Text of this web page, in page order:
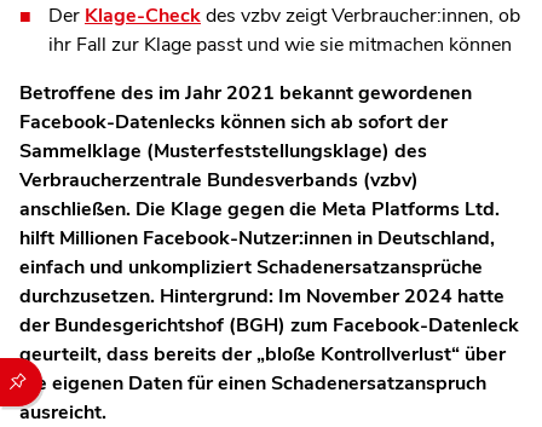
Durch die folgenden Buttons können Sie direkt auf einen
Der Klage-Checkdes vzbv zeigt Verbraucher:innen, ob
ihr Fall zur Klage passt und wie sie mitmachen können
Betroffene des im Jahr 2021 bekannt gewordenen
Facebook-Datenlecks können sich ab sofort der
Sammelklage (Musterfeststellungsklage) des
Verbraucherzentrale Bundesverbands (vzbv)
anschließen. Die Klage gegen die Meta Platforms Ltd.
hilft Millionen Facebook-Nutzer:innen in Deutschland,
einfach und unkompliziert Schadenersatzansprüche
durchzusetzen. Hintergrund: Im November 2024 hatte
der Bundesgerichtshof (BGH) zum Facebook-Datenleck
geurteilt, dass bereits der „bloße Kontrollverlust“ über
die eigenen Daten für einen Schadenersatzanspruch
ausreicht.